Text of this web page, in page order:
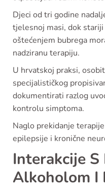
Djeci od tri godine
tjelesnoj masi, dok
oštećenjem bubrega
nadziranu terapiju.
U hrvatskoj praksi,
specijalističkog
dokumentirati razlog
kontrolu simptoma.
Naglo prekidanje
epilepsije i kronične
Interakcije S
Alkoholom I